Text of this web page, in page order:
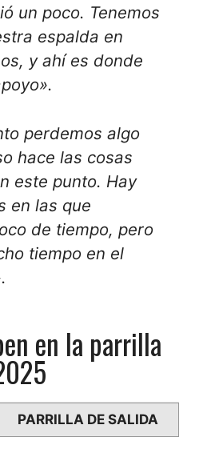
un poco. Tenemos
espalda en
y ahí es donde
perdemos algo
hace las cosas
este punto. Hay
en las que
de tiempo, pero
tiempo en el
en la parrilla
PARRILLA DE SALIDA